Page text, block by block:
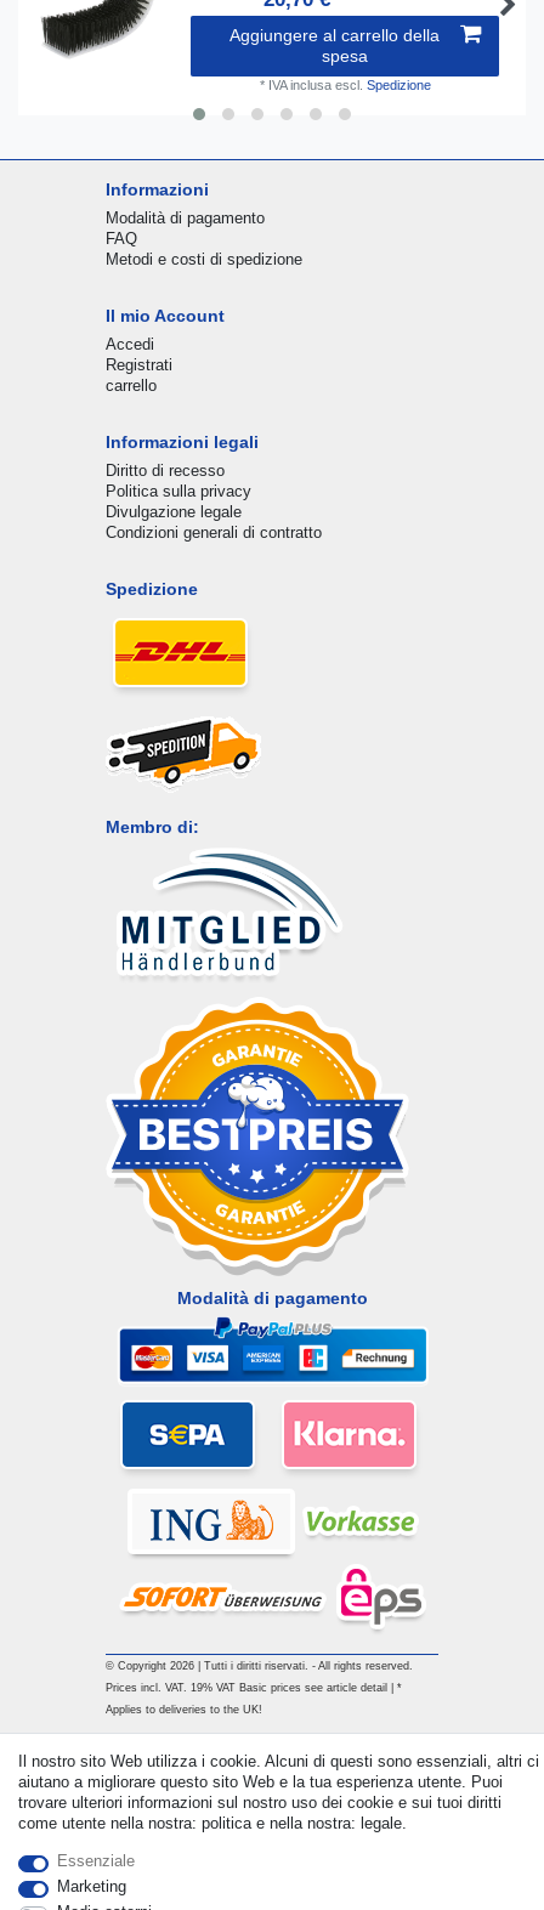
Aggiungere al carrello della
spesa
* IVA inclusaescl. Spedizione
Informazioni
Modalità di pagamento
FAQ
Metodi e costi di spedizione
Il mio Account
Accedi
Registrati
carrello
Informazioni legali
Diritto di recesso
Politica sulla privacy
Divulgazione legale
Condizioni generali di contratto
Spedizione
Membro di:
Modalità di pagamento
© Copyright 2026 | Tutti i diritti riservati. - All rights reserved.
Prices incl. VAT. 19% VAT Basic prices see article detail | *
Applies to deliveries to the UK!
Il nostro sito Web utilizza i cookie. Alcuni di questi sono essenziali, altri ci
aiutano a migliorare questo sito Web e la tua esperienza utente. Puoi
trovare ulteriori informazioni sul nostro uso dei cookie e sui tuoi diritti
come utente nella nostra: politica e nella nostra: legale.
Essenziale
Marketing
Withdraw from contract here Contatto